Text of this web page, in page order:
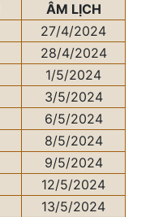
ÂM LỊCH
27/4/2024
28/4/2024
1/5/2024
3/5/2024
6/5/2024
8/5/2024
9/5/2024
12/5/2024
13/5/2024